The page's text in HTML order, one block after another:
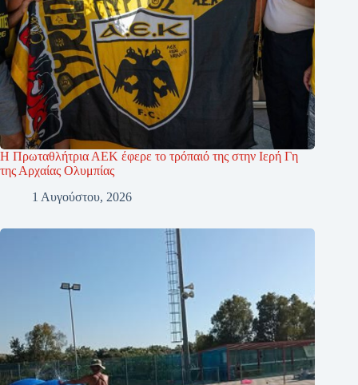
Η Πρωταθλήτρια ΑΕΚ έφερε το τρόπαιό της στην Ιερή Γη
της Αρχαίας Ολυμπίας
1 Αυγούστου, 2026